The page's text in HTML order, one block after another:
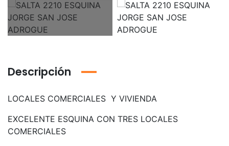
Descripción
LOCALES COMERCIALES Y VIVIENDA
EXCELENTE ESQUINA CON TRES LOCALES
COMERCIALES